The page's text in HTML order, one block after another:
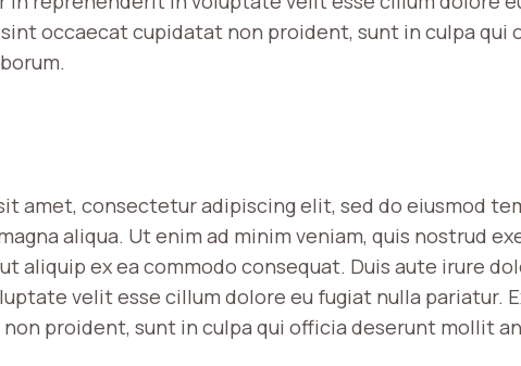
occaecat cupidatat non proident, sunt in culpa qui
amet, consectetur adipiscing elit, sed do eiusmod
aliqua. Ut enim ad minim veniam, quis nostrud
aliquip ex ea commodo consequat. Duis aute irure
velit esse cillum dolore eu fugiat nulla pariatur.
proident, sunt in culpa qui officia deserunt mollit